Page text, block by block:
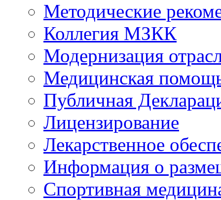
Методические
Коллегия МЗКК
Модернизация
Медицинская
Публичная
Лицензирование
Лекарственное
Информация о
Спортивная